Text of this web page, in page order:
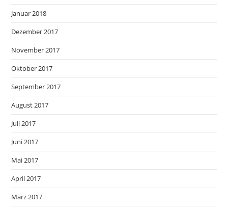
Januar 2018
Dezember 2017
November 2017
Oktober 2017
September 2017
August 2017
Juli 2017
Juni 2017
Mai 2017
April 2017
März 2017